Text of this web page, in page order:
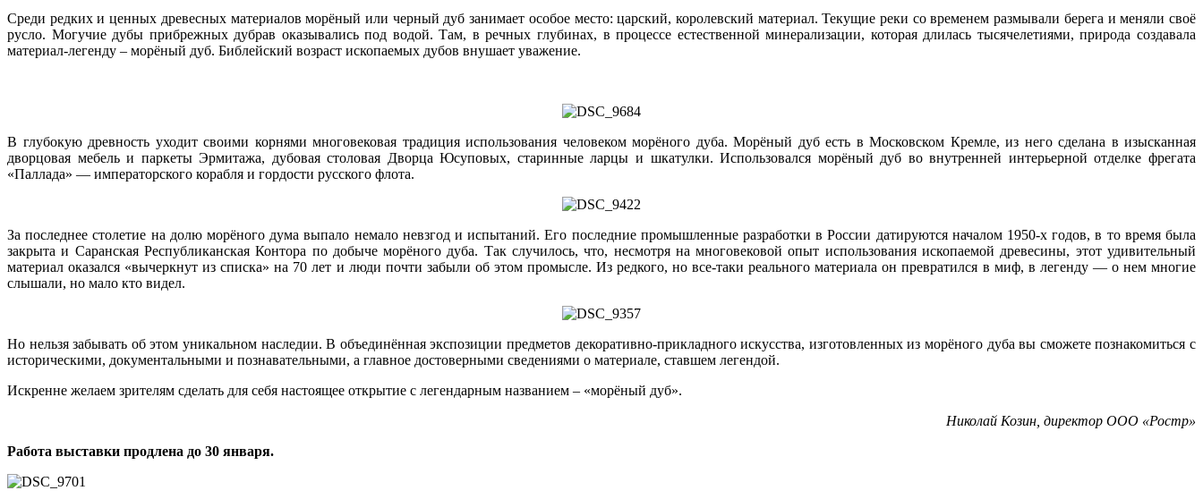
Среди редких и ценных древесных материалов морёный или черный дуб занимает особое место: царский, королевский материал. Текущие реки со временем размывали берега и меняли своё
русло. Могучие дубы прибрежных дубрав оказывались под водой. Там, в речных глубинах, в процессе естественной минерализации, которая длилась тысячелетиями, природа создавала
материал-легенду – морёный дуб. Библейский возраст ископаемых дубов внушает уважение.
В глубокую древность уходит своими корнями многовековая традиция использования человеком морёного дуба. Морёный дуб есть в Московском Кремле, из него сделана в изысканная
дворцовая мебель и паркеты Эрмитажа, дубовая столовая Дворца Юсуповых, старинные ларцы и шкатулки. Использовался морёный дуб во внутренней интерьерной отделке фрегата
«Паллада» — императорского корабля и гордости русского флота.
За последнее столетие на долю морёного дума выпало немало невзгод и испытаний. Его последние промышленные разработки в России датируются началом 1950-х годов, в то время была
закрыта и Саранская Республиканская Контора по добыче морёного дуба. Так случилось, что, несмотря на многовековой опыт использования ископаемой древесины, этот удивительный
материал оказался «вычеркнут из списка» на 70 лет и люди почти забыли об этом промысле. Из редкого, но все-таки реального материала он превратился в миф, в легенду — о нем многие
слышали, но мало кто видел.
Но нельзя забывать об этом уникальном наследии. В объединённая экспозиции предметов декоративно-прикладного искусства, изготовленных из морёного дуба вы сможете познакомиться с
историческими, документальными и познавательными, а главное достоверными сведениями о материале, ставшем легендой.
Искренне желаем зрителям сделать для себя настоящее открытие с легендарным названием – «морёный дуб».
Николай Козин, директор ООО «Ростр»
Работа выставки продлена до 30 января.